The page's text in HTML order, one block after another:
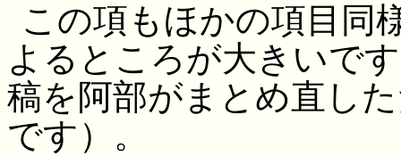
この項もほかの項目同
よるところが大きいで
稿を阿部がまとめ直し
です）。